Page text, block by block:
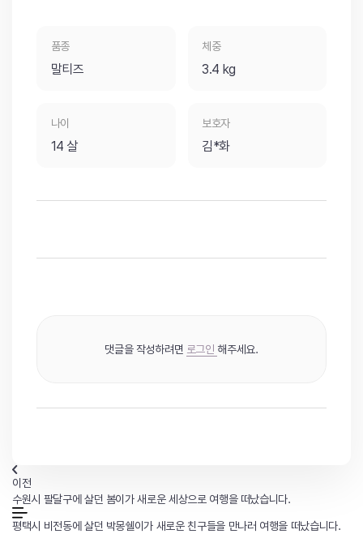
품종
말티즈
체중
3.4 kg
나이
14 살
보호자
김*화
댓글을 작성하려면 로그인 해주세요.
이전
수원시 팔달구에 살던 봄이가 새로운 세상으로 여행을 떠났습니다.
평택시 비전동에 살던 박몽쉘이가 새로운 친구들을 만나러 여행을 떠났습니다.